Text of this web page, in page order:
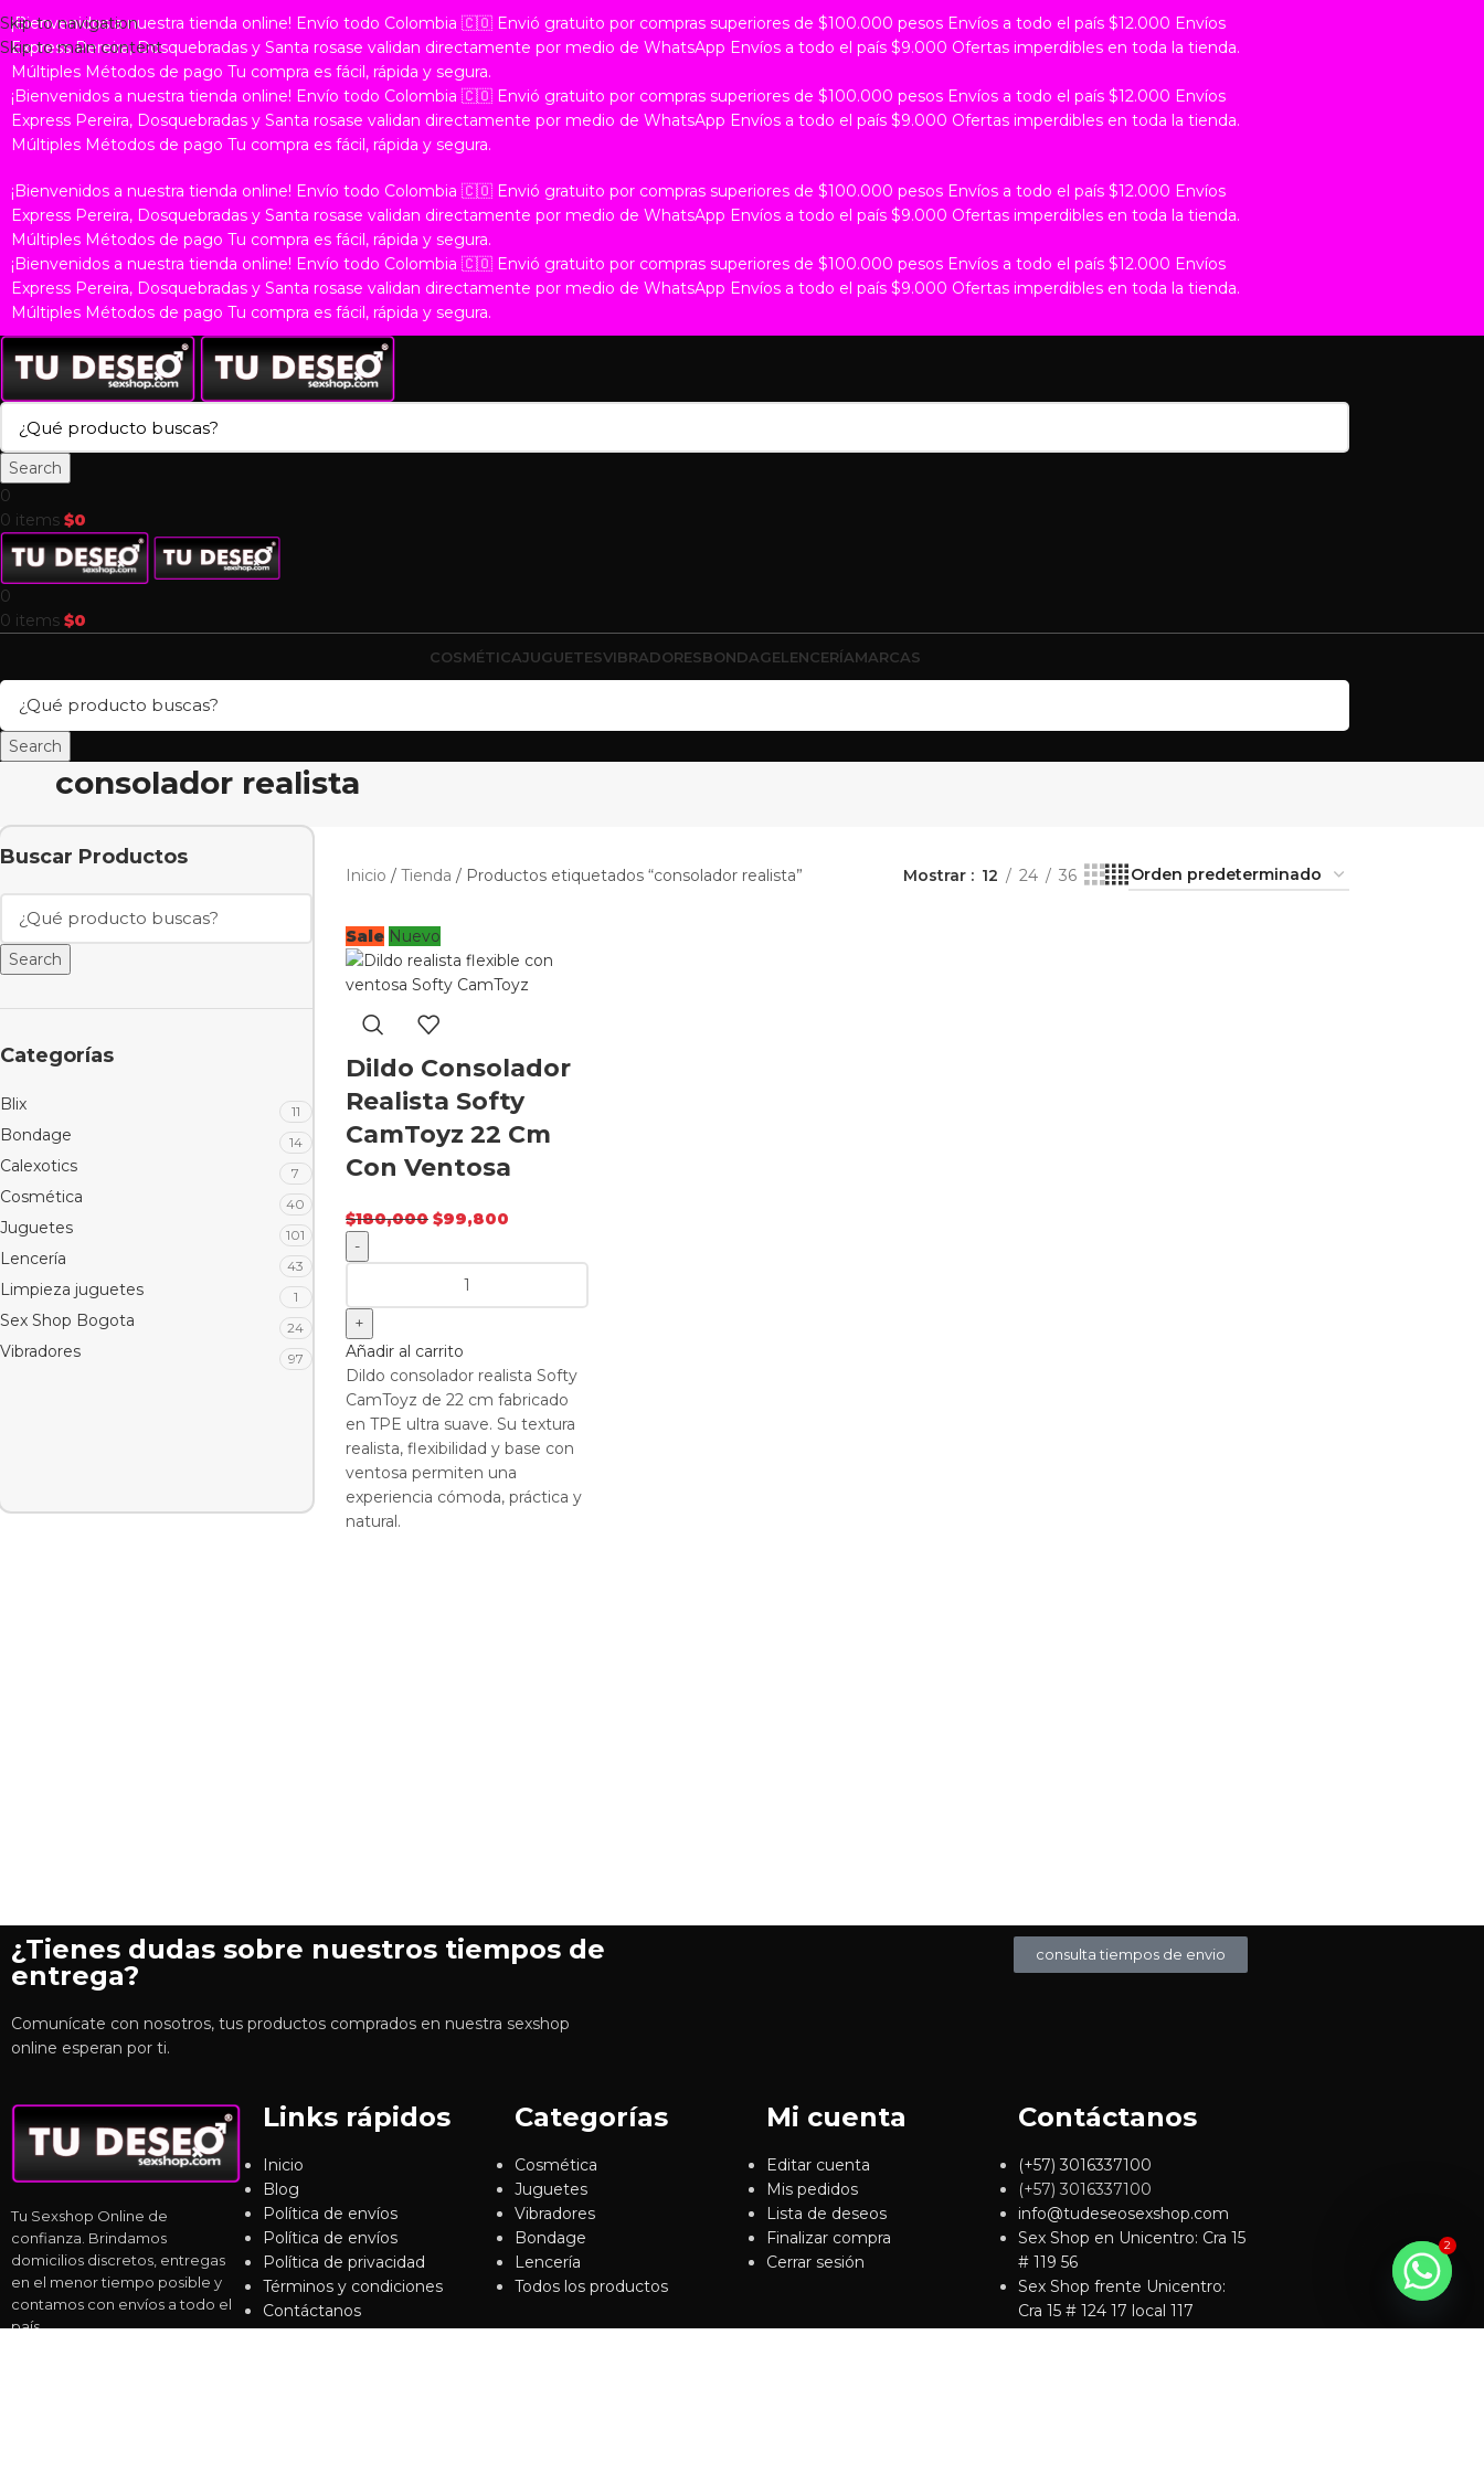
Skip to navigation
Skip to main content
¡Bienvenidos a nuestra tienda online! Envío todo Colombia 🇨🇴 Envió gratuito por compras superiores de $100.000 pesos Envíos a todo el país $12.000 Envíos
Express Pereira, Dosquebradas y Santa rosase validan directamente por medio de WhatsApp Envíos a todo el país $9.000 Ofertas imperdibles en toda la tienda.
Múltiples Métodos de pago Tu compra es fácil, rápida y segura.
¡Bienvenidos a nuestra tienda online! Envío todo Colombia 🇨🇴 Envió gratuito por compras superiores de $100.000 pesos Envíos a todo el país $12.000 Envíos
Express Pereira, Dosquebradas y Santa rosase validan directamente por medio de WhatsApp Envíos a todo el país $9.000 Ofertas imperdibles en toda la tienda.
Múltiples Métodos de pago Tu compra es fácil, rápida y segura.
¡Bienvenidos a nuestra tienda online! Envío todo Colombia 🇨🇴 Envió gratuito por compras superiores de $100.000 pesos Envíos a todo el país $12.000 Envíos
Express Pereira, Dosquebradas y Santa rosase validan directamente por medio de WhatsApp Envíos a todo el país $9.000 Ofertas imperdibles en toda la tienda.
Múltiples Métodos de pago Tu compra es fácil, rápida y segura.
¡Bienvenidos a nuestra tienda online! Envío todo Colombia 🇨🇴 Envió gratuito por compras superiores de $100.000 pesos Envíos a todo el país $12.000 Envíos
Express Pereira, Dosquebradas y Santa rosase validan directamente por medio de WhatsApp Envíos a todo el país $9.000 Ofertas imperdibles en toda la tienda.
Múltiples Métodos de pago Tu compra es fácil, rápida y segura.
Search
0
0 items $0
0
0 items $0
COSMÉTICAJUGUETESVIBRADORESBONDAGELENCERÍAMARCAS
Search
consolador realista
Buscar Productos
Search
Categorías
Blix 11
Bondage 14
Calexotics 7
Cosmética 40
Juguetes 101
Lencería 43
Limpieza juguetes 1
Sex Shop Bogota 24
Vibradores 97
Inicio Tienda Productos etiquetados “consolador realista” Mostrar 12 24 36
Sale Nuevo
Dildo Consolador
Realista Softy
CamToyz 22 Cm
Con Ventosa
$180,000 $99,800
Añadir al carrito
Dildo consolador realista Softy
CamToyz de 22 cm fabricado
en TPE ultra suave. Su textura
realista, flexibilidad y base con
ventosa permiten una
experiencia cómoda, práctica y
natural.
¿Tienes dudas sobre nuestros tiempos de
entrega?
Comunícate con nosotros, tus productos comprados en nuestra sexshop
online esperan por ti.
consulta tiempos de envio
Tu Sexshop Online de
confianza. Brindamos
domicilios discretos, entregas
en el menor tiempo posible y
contamos con envíos a todo el
país.
Links rápidos
Inicio
Blog
Política de envíos
Política de envíos
Política de privacidad
Términos y condiciones
Contáctanos
Categorías
Cosmética
Juguetes
Vibradores
Bondage
Lencería
Todos los productos
Mi cuenta
Editar cuenta
Mis pedidos
Lista de deseos
Finalizar compra
Cerrar sesión
Contáctanos
(+57) 3016337100
(+57) 3016337100
info@tudeseosexshop.com
Sex Shop en Unicentro: Cra 15
# 119 56
Sex Shop frente Unicentro:
Cra 15 # 124 17 local 117
Sex Shop en Cedritos: Cra 19
2